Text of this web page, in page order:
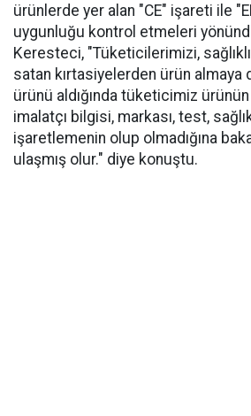
ürünlerde yer alan "CE" işareti ile
uygunluğu kontrol etmeleri
Keresteci, "Tüketicilerimizi,
satan kırtasiyelerden ürün almaya
ürünü aldığında tüketicimiz ürünün
imalatçı bilgisi, markası, test,
işaretlemenin olup olmadığına
ulaşmış olur." diye konuştu.